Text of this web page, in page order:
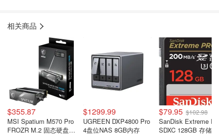
相关商品
$355.87
MSI Spatium M570 Pro
FROZR M.2 固态硬盘
$1299.99
UGREEN DXP4800 Pro
4盘位NAS 8GB内存
$79.95 $102.98
SanDisk Extreme
SDXC 128GB 存储卡